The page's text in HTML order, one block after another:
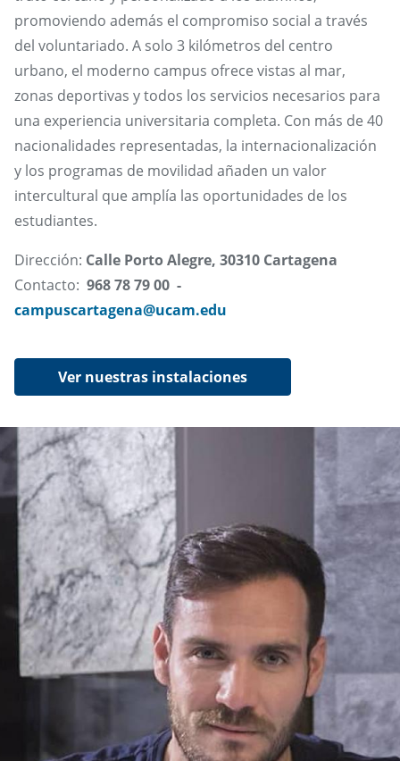
promoviendo además el compromiso social a través
del voluntariado. A solo 3 kilómetros del centro
urbano, el moderno campus ofrece vistas al mar,
zonas deportivas y todos los servicios necesarios para
una experiencia universitaria completa. Con más de 40
nacionalidades representadas, la internacionalización
y los programas de movilidad añaden un valor
intercultural que amplía las oportunidades de los
estudiantes.
Dirección: Calle Porto Alegre, 30310 Cartagena
Contacto: 968 78 79 00 -
campuscartagena@ucam.edu
Ver nuestras instalaciones